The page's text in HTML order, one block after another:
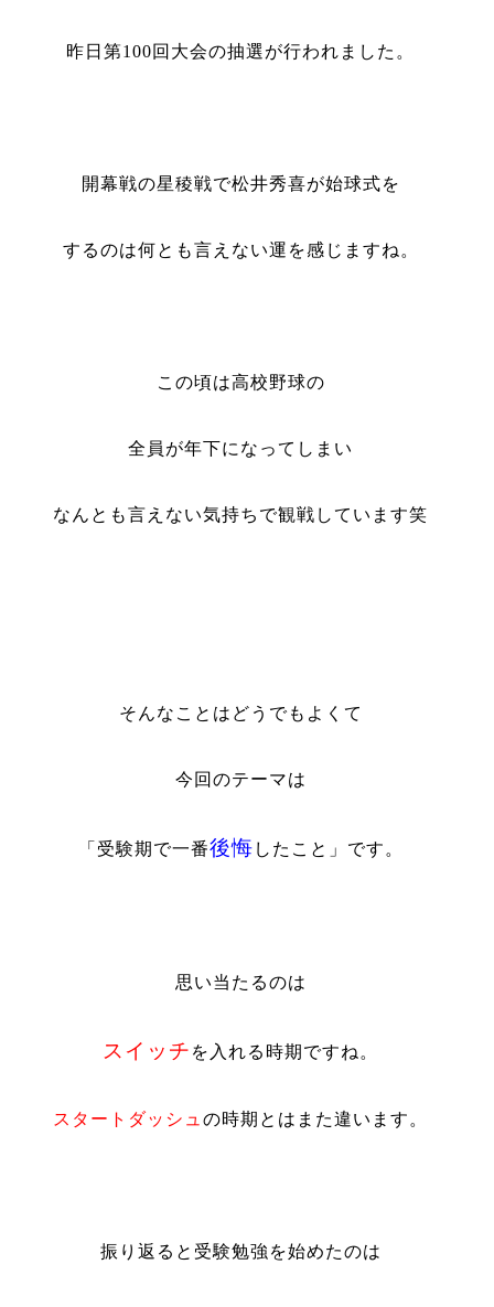
昨日第100回大会の抽選が行われました。
開幕戦の星稜戦で松井秀喜が始球式を
するのは何とも言えない運を感じますね。
この頃は高校野球の
全員が年下になってしまい
なんとも言えない気持ちで観戦しています笑
そんなことはどうでもよくて
今回のテーマは
「受験期で一番後悔 したこと」です。
思い当たるのは
スイッチ を入れる時期ですね。
スタートダッシュの時期とはまた違います。
振り返ると受験勉強を始めたのは